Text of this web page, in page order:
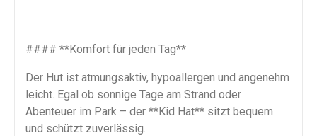
#### **Komfort für jeden Tag**
Der Hut ist atmungsaktiv, hypoallergen und angenehm
leicht. Egal ob sonnige Tage am Strand oder
Abenteuer im Park – der **Kid Hat** sitzt bequem
und schützt zuverlässig.